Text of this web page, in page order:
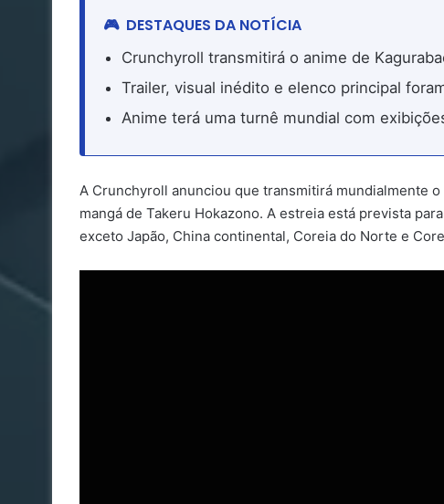
DESTAQUES DA NOTÍCIA
Crunchyroll transmitirá o anime de
Trailer, visual inédito e elenco principal
Anime terá uma turnê mundial com
A Crunchyroll anunciou que transmitirá mundialmente o
mangá de Takeru Hokazono. A estreia está prevista
exceto Japão, China continental, Coreia do Norte e